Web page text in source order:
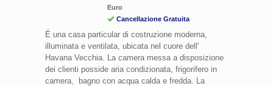
Euro
Cancellazione Gratuita
É una casa particular di costruzione moderna,
illuminata e ventilata, ubicata nel cuore dell'
Havana Vecchia. La camera messa a disposizione
dei clienti posside aria condizionata, frigorifero in
camera, bagno con acqua calda e fredda. La